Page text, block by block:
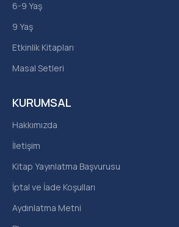
KURUMSAL
Hakkımızda
İletişim
Kitap Yayınlatma Başvurusu
İptal ve İade Koşulları
Aydınlatma Metni
6-9 Yaş
9 Yaş
Etkinlik Kitapları
Masal Setleri